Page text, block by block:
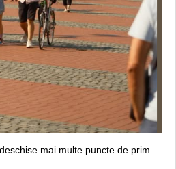
mai multe puncte de prim